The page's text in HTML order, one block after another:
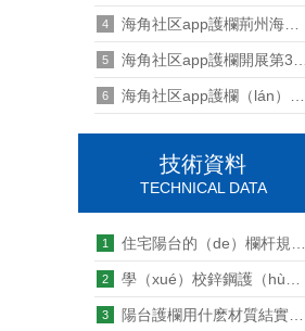
4 海角社区app護欄荊州海角社区app公司組織全體職工（gōng）進行健（jiàn）康體檢
5 海角社区app護欄開展第34期管理能力提升培訓
6 海角社区app護欄（lán）營銷中心2020新員工歡迎儀式順利召（zhào）開
技術資料
TECHNICAL DATA
1 住宅陽台的（de）欄杆規範設計要求
2 學（xué）校鋅鋼護（hù）欄批發價格多少
3 陽台護欄用什麽材質結實什麽材料好